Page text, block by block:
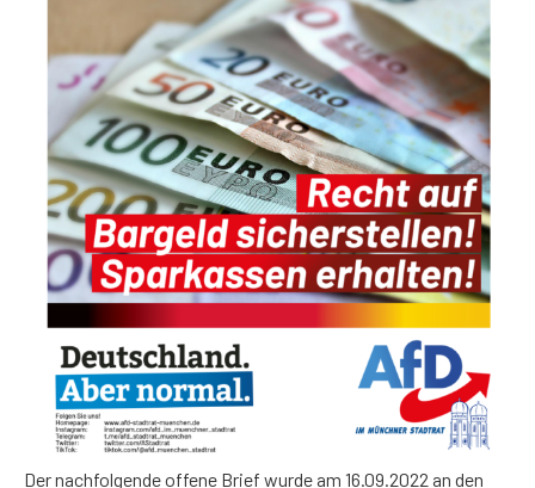
Der nachfolgende offene Brief wurde am 16.09.2022 an den